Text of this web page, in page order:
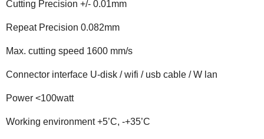
Cutting Precision +/- 0.01mm
Repeat Precision 0.082mm
Max. cutting speed 1600 mm/s
Connector interface U-disk / wifi / usb cable / W lan
Power <100watt
Working environment +5’C, -+35’C